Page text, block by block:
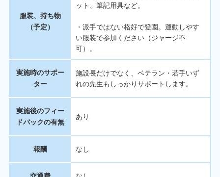
服装、持ち物
（予定）
ット、筆記用具など。
・派手ではない格好で登園。運動しやす
い服装で参加ください（ジャージ不
可）。
実施時のサポー
ター
施設長だけでなく、ベテラン・若手いず
れの先生もしっかりサポートします。
実施後のフィー
ドバックの有無
あり
報酬 なし